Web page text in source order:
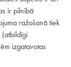
ir pilnībā
ražošanā tiek
(atbildīgi
izgatavotas